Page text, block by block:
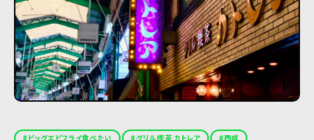
ビッグエビフライ食べたい グリル喫茶 カトレア 西成